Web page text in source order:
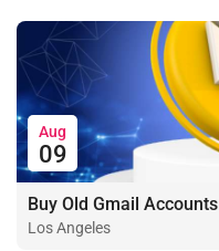
Aug
09
Buy Old Gmail Accounts
Los Angeles